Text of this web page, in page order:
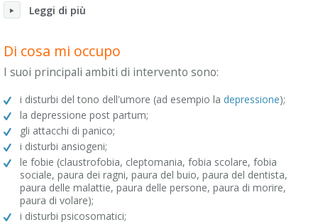
Leggi di più
Di cosa mi occupo
I suoi principali ambiti di intervento sono:
i disturbi del tono dell'umore (ad esempio la depressione);
la depressione post partum;
gli attacchi di panico;
i disturbi ansiogeni;
le fobie (claustrofobia, cleptomania, fobia scolare, fobia
sociale, paura dei ragni, paura del buio, paura del dentista,
paura delle malattie, paura delle persone, paura di morire,
paura di volare);
i disturbi psicosomatici;